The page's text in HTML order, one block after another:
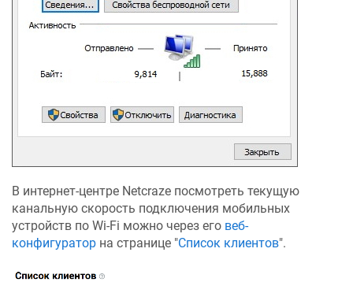
В интернет-центре Netcraze посмотреть текущую
канальную скорость подключения мобильных
устройств по Wi-Fi можно через его веб-
конфигуратор на странице "Список клиентов".